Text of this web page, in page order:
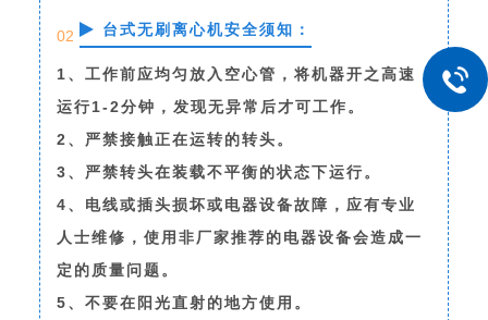
02 台式无刷离心机安全须知：
1、工作前应均匀放入空心管，将机器开之高速
运行1-2分钟，发现无异常后才可工作。
2、严禁接触正在运转的转头。
3、严禁转头在装载不平衡的状态下运行。
4、电线或插头损坏或电器设备故障，应有专业
人士维修，使用非厂家推荐的电器设备会造成一
定的质量问题。
5、不要在阳光直射的地方使用。